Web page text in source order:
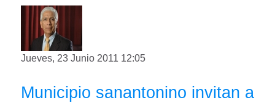
Jueves, 23 Junio 2011 12:05
Municipio sanantonino invitan a